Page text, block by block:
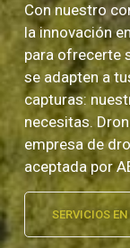
Con nuestro
la innovación
para ofrecerte
se adapten a
capturas:
necesitas.
empresa de
aceptada por
SERVICIOS